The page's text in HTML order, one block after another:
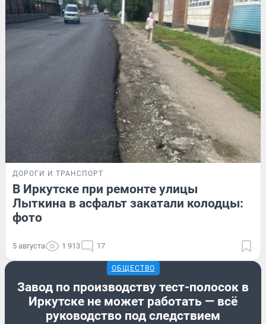
ДОРОГИ И ТРАНСПОРТ
В Иркутске при ремонте улицы
Лыткина в асфальт закатали колодцы:
фото
5 августа 1 913 17
ОБЩЕСТВО
Завод по производству тест-полосок в
Иркутске не может работать — всё
руководство под следствием